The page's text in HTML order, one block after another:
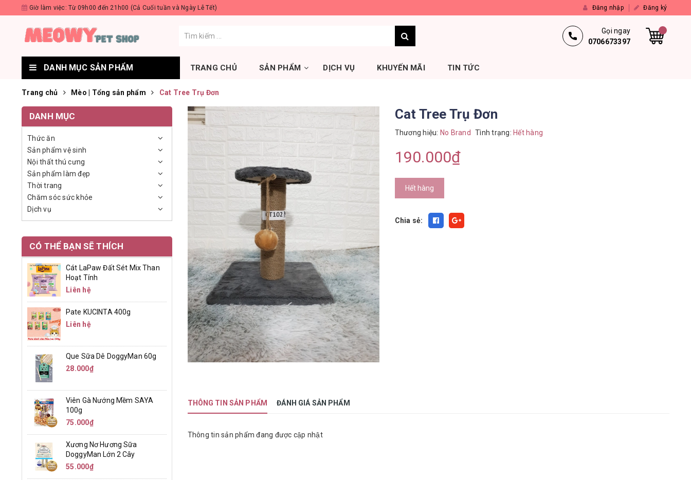
Giờ làm việc: Từ 09h00 đến 21h00 (Cả Cuối tuần và Ngày Lễ Tết) Đăng nhập Đăng ký
Gọi ngay
0706673397
DANH MỤC SẢN PHẨM TRANG CHỦ SẢN PHẨM DỊCH VỤ KHUYẾN MÃI TIN TỨC
Trang chủ Mèo | Tổng sản phẩm Cat Tree Trụ Đơn
Cat Tree Trụ Đơn
Thương hiệu: No Brand Tình trạng: Hết hàng
190.000₫
Hết hàng
Chia sẻ:
THÔNG TIN SẢN PHẨM ĐÁNH GIÁ SẢN PHẨM
Thông tin sản phẩm đang được cập nhật
DANH MỤC
Thức ăn
Sản phẩm vệ sinh
Nội thất thú cưng
Sản phẩm làm đẹp
Thời trang
Chăm sóc sức khỏe
Dịch vụ
CÓ THỂ BẠN SẼ THÍCH
Cát LaPaw Đất Sét Mix Than
Hoạt Tính
Liên hệ
Pate KUCINTA 400g
Liên hệ
Que Sữa Dê DoggyMan 60g
28.000₫
Viên Gà Nướng Mềm SAYA
100g
75.000₫
Xương Nơ Hương Sữa
DoggyMan Lớn 2 Cây
55.000₫